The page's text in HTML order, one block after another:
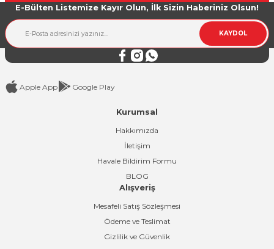
Ürün bilgilerinde hatalar bulunuyor.
E-Bülten Listemize Kayır Olun, İlk Sizin Haberiniz Olsun!
KAYDOL
Apple App Google Play
Kurumsal
Hakkımızda
İletişim
Havale Bildirim Formu
BLOG
Alışveriş
Mesafeli Satış Sözleşmesi
Ödeme ve Teslimat
Gizlilik ve Güvenlik